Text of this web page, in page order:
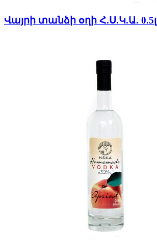
Վայրի տանձի օղի Հ.Ս.Կ.Ա. 0.5լ